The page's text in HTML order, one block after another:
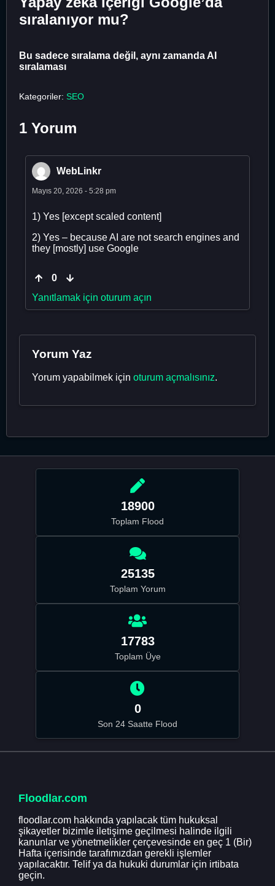
sıralanıyor mu?
Bu sadece sıralama değil, aynı zamanda AI
sıralaması
Kategoriler: SEO
1 Yorum
WebLinkr
Mayıs 20, 2026 - 5:28 pm
1) Yes [except scaled content]
2) Yes – because AI are not search engines and
they [mostly] use Google
0
Yanıtlamak için oturum açın
Yorum Yaz
Yorum yapabilmek için oturum açmalısınız.
18900
Toplam Flood
25135
Toplam Yorum
17783
Toplam Üye
0
Son 24 Saatte Flood
Floodlar.com
floodlar.com hakkında yapılacak tüm hukuksal
şikayetler bizimle iletişime geçilmesi halinde ilgili
kanunlar ve yönetmelikler çerçevesinde en geç 1 (Bir)
Hafta içerisinde tarafımızdan gerekli işlemler
yapılacaktır. Telif ya da hukuki durumlar için irtibata
geçin.